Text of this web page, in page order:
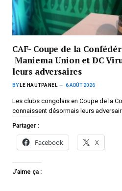
CAF- Coupe de la
Maniema Union et DC
leurs adversaires
BY LE HAUTPANEL 6 AOÛT 2026
Les clubs congolais en Coupe de la
connaissent désormais leurs
Partager :
Facebook X
J’aime ça :